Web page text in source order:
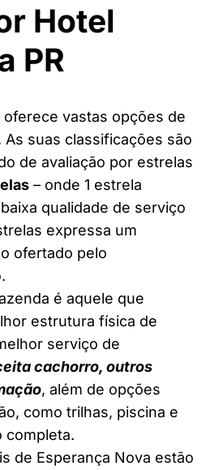
Hotel
PR
oferece vastas opções de
suas classificações são
de avaliação por estrelas
– onde 1 estrela
qualidade de serviço
expressa um
ofertado pelo
é aquele que
estrutura física de
serviço de
cachorro, outros
, além de opções
como trilhas, piscina e
completa.
de Esperança Nova estão